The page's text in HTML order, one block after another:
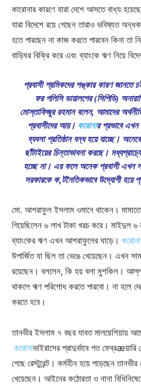
কারোনার কারণে যারা দেশে আসতে বাধ্য
যারা বিদেশে রয়ে গেছেন তারাও ভবিষ্যত
হতে পারছেন না কাজ করতে পারবেন কিনা
বাড়িঘর বিক্রি করে এবং ব্যাংকে ঋণ নিয়ে
প্রবাসী শ্রমিকদের শঙ্কার কারণ জানতে
ফর পলিসি ডায়ালগের (সিপিডি)
মোস্তাফিজুর রহমান বলেন, আমাদের
প্রবাসীদের আয়। করোনার প্রভাবে
ব্যবসা প্রতিষ্ঠান বন্ধ হয়ে যাচ্ছে।
ছাঁটাইয়ের চিন্তাভাবনা করছে।
হচ্ছে না। এর ফলে অনেক প্রবাসী এখন
সরকারকে ক‚টনৈতিকভাবে উদ্যোগী হয়ে
মো. আশরাফুল ইসলাম ওমানে থাকেন।
গিয়েছিলেন ৬ লাখ টাকা খরচ করে। মাইদুল ৬
ব্যাংকের ঋণ এখন আশরাফুলের ঘাড়ে। করোনা
উপার্জিত যা ছিল তা ভেঙে খেয়েছেন। এখন
রয়েছেন। বললেন, কি হয় বলা মুশকিল।
থাকলে ঋণ পরিশোধ করতে পারবো। না হলে
করতে হবে।
তানভীর ইসলাম ৭ বছর যাবত মালয়েশিয়ায়
করোনাভাইরাসের প্রাদুর্ভাবে গত
গেছে রেস্টুরেন্ট। কর্মহীন হয়ে পড়েছেন
খেয়েছেন। আইনের কঠোরতা ও নানা